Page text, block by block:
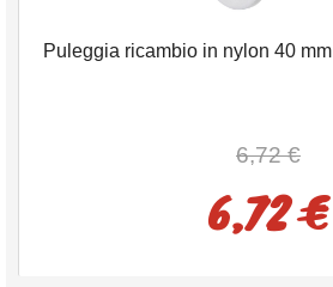
Puleggia ricambio in nylon 40 mm
6,72 €
6,72 €